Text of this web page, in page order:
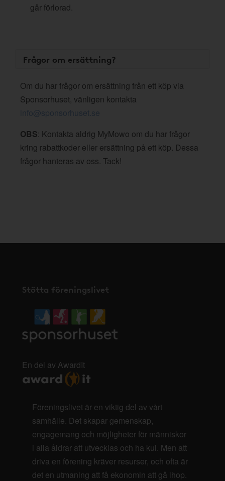
går förlorad.
Frågor om ersättning?
Om du har frågor om ersättning från ett köp via
Sponsorhuset, vänligen kontakta
info@sponsorhuset.se
OBS: Kontakta aldrig MyMowo om du har frågor
kring rabattkoder eller ersättning på ett köp. Dessa
frågor hanteras av oss. Tack!
Stötta föreningslivet
En del av AwardIt
Föreningslivet är en viktig del av vårt
samhälle. Det skapar gemenskap,
engagemang och möjligheter för människor
i alla åldrar att utvecklas och ha kul. Men att
driva en förening kräver resurser, och ofta är
det en utmaning att få ekonomin att gå ihop.